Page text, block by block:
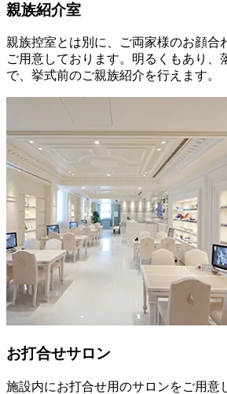
親族紹介室
親族控室とは別に、ご両家様のお顔合
ご用意しております。明るくもあり、
で、挙式前のご親族紹介を行えます。
お打合せサロン
施設内にお打合せ用のサロンをご用意